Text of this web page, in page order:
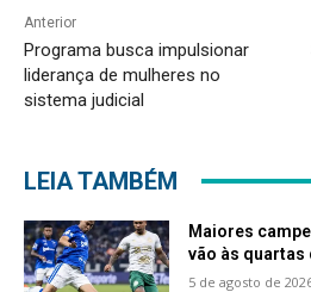
Anterior
Programa busca impulsionar
liderança de mulheres no
sistema judicial
LEIA TAMBÉM
Maiores
vão às quartas
5 de agosto de